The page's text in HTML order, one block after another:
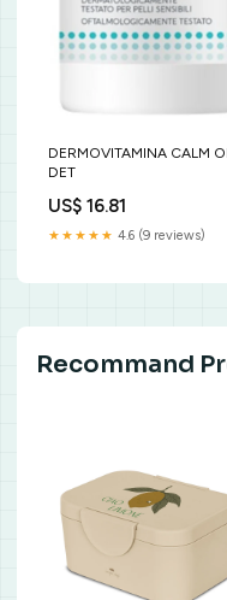
DERMOVITAMINA CALM
DET
US$ 16.81
★★★★★ 4.6 (9 reviews)
Recommand